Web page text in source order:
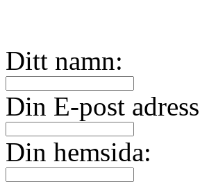
Ditt namn:
Din E-post
Din hemsida: